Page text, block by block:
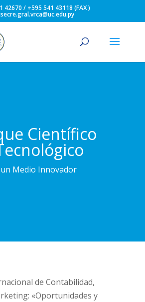
42670 / +595 541 43118 (FAX )
secre.gral.vrca@uc.edu.py
Científico
Medio Innovador
de Contabilidad,
«Oportunidades y